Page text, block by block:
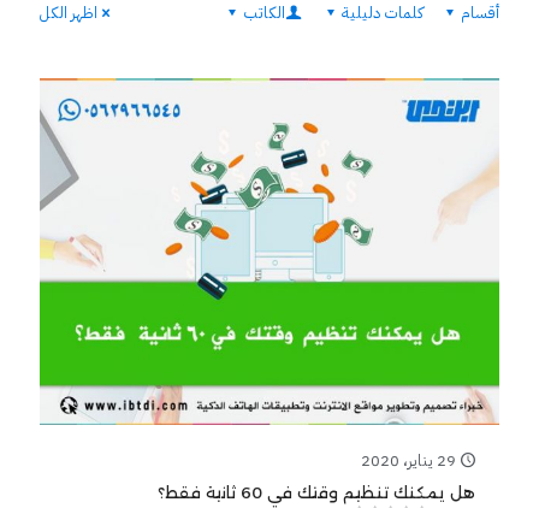
أقسام كلمات دليلية الكاتب اظهر الكل
29 يناير، 2020
هل يمكنك تنظيم وقتك في 60 ثانية فقط؟